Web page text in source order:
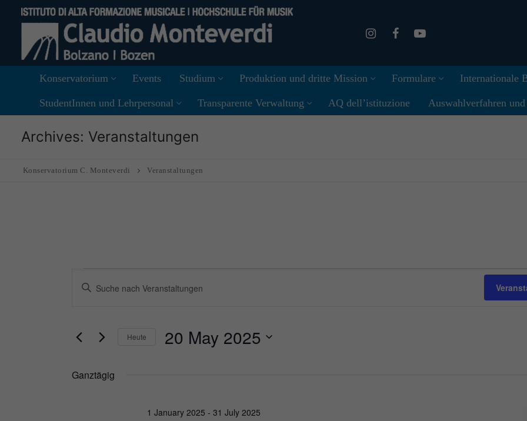
content
Konservatorium Events Studium Produktion und dritte Mission Formulare Internationale
StudentInnen und Lehrpersonal Transparente Verwaltung AQ dell’istituzione Auswahlverfahren
Archives: Veranstaltungen
Konservatorium C. Monteverdi Veranstaltungen
Veranstaltungen
20
May
Veranstaltungen
und
Ansichten,
Navigation
Bitte
nach
Heute 20 May 2025
Ganztägig
1 January 2025 - 31 July 2025